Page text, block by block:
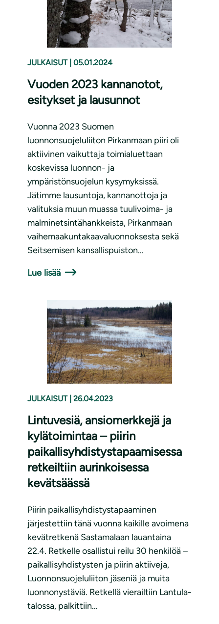
JULKAISUT 05.01.2024
Vuoden 2023 kannanotot,
esitykset ja lausunnot
Vuonna 2023 Suomen
luonnonsuojeluliiton Pirkanmaan piiri oli
aktiivinen vaikuttaja toimialuettaan
koskevissa luonnon- ja
ympäristönsuojelun kysymyksissä.
Jätimme lausuntoja, kannanottoja ja
valituksia muun muassa tuulivoima- ja
malminetsintähankkeista, Pirkanmaan
vaihemaakuntakaavaluonnoksesta sekä
Seitsemisen kansallispuiston...
Lue lisää
JULKAISUT 26.04.2023
Lintuvesiä, ansiomerkkejä ja
kylätoimintaa – piirin
paikallisyhdistystapaamisessa
retkeiltiin aurinkoisessa
kevätsäässä
Piirin paikallisyhdistystapaaminen
järjestettiin tänä vuonna kaikille avoimena
kevätretkenä Sastamalaan lauantaina
22.4. Retkelle osallistui reilu 30 henkilöä –
paikallisyhdistysten ja piirin aktiiveja,
Luonnonsuojeluliiton jäseniä ja muita
luonnonystäviä. Retkellä vierailtiin Lantula-
talossa, palkittiin...